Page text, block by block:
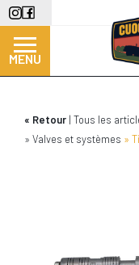
Aller
au
contenu
principal
MENU
Retour Tous les
Valves et systèmes